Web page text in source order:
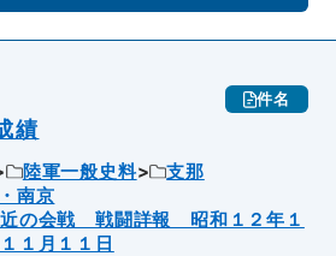
件名
績
陸軍一般史料
支那
南京
近の会戦 戦闘詳報 昭和１２年１
１月１１日